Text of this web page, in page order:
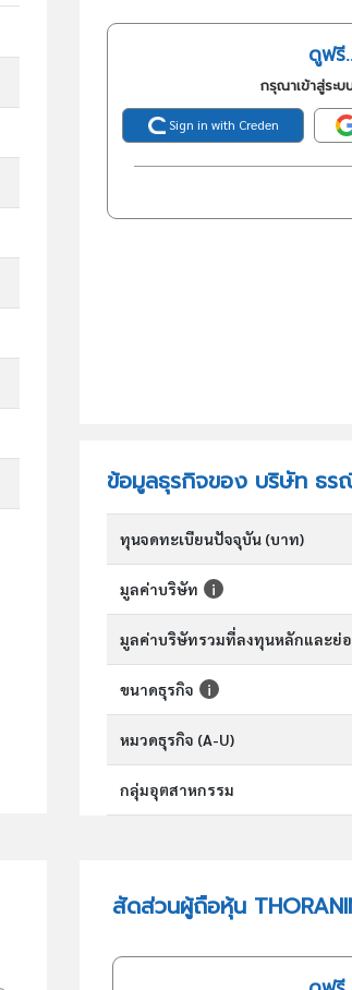
ดูฟรี
กรุณาเข้าสู่ระ
Sign in with Creden
ข้อมูลธุรกิจของ บริษัท ธ
ทุนจดทะเบียนปัจจุบัน (บาท)
มูลค่าบริษัท
มูลค่าบริษัทรวมที่ลงทุนหลักและย่
ขนาดธุรกิจ
หมวดธุรกิจ (A-U)
กลุ่มอุตสาหกรรม
สัดส่วนผู้ถือหุ้น